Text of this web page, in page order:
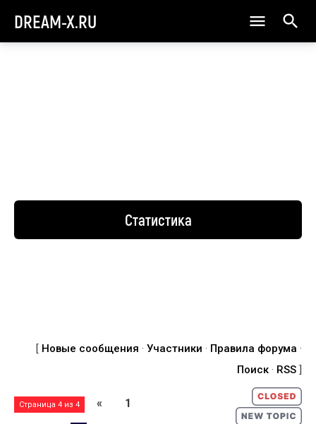
DREAM-X.RU
Статистика
[ Новые сообщения · Участники · Правила форума ·
Поиск · RSS ]
Страница 4 из 4 « 1